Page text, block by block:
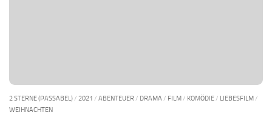
2 STERNE (PASSABEL)/ 2021 / ABENTEUER / DRAMA / FILM/ KOMÖDIE/ LIEBESFILM/
WEIHNACHTEN